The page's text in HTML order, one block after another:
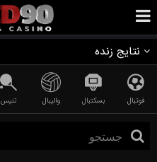
نتایج زنده
فوتبال بسکتبال والیبال تنیس